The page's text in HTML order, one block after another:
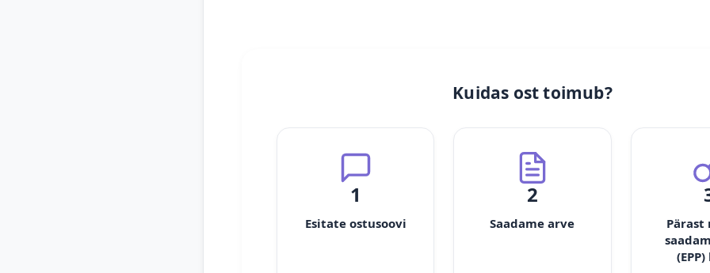
Kuidas ost toimub?
1
Esitate ostusoovi
2
Saadame arve
Pärast